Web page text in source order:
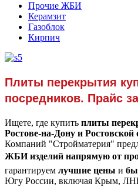
Прочие ЖБИ
Керамзит
Газоблок
Кирпич
Плиты перекрытия
посредников. Прайс
Ищете, где купить плиты
Ростове-на-Дону и Ростовской
Компаний "Стройматерия"
ЖБИ изделий напрямую от
гарантируем лучшие цены и
Югу России, включая Крым,